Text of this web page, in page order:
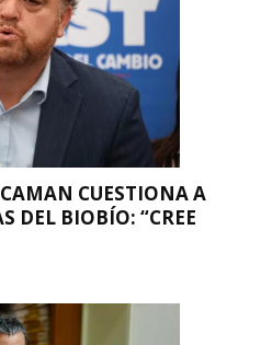
CUESTIONA A
DEL BIOBÍO: “CREE